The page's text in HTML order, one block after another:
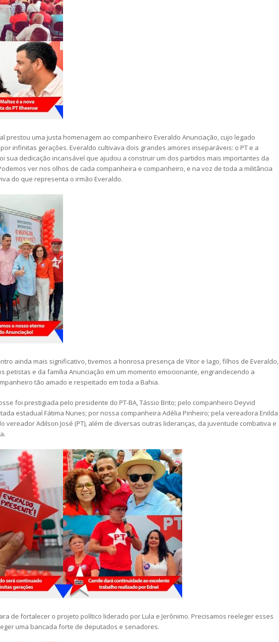
prestou uma justa homenagem ao companheiro Everaldo Anunciação, cujo legado
infinitas gerações. Everaldo cultivava dois grandes amores inseparáveis: o PT e a
sua dedicação incansável que ajudou a construir um dos partidos mais importantes da
ver nos olhos de cada companheira e companheiro, e na voz de toda a militância
do que representa o irmão Everaldo.
ainda mais significativo, tivemos a honrosa presença de Vitor e Iago, filhos de Everaldo,
petistas e da família Anunciação em um momento emocionante, engrandecendo a
tão amado e respeitado em toda a Bahia.
foi prestigiada pelo presidente do PT-BA, Tássio Brito; pelo companheiro Deyvid
estadual Fátima Nunes; por nossa companheira Adélia Pinheiro; pela vereadora Enilda
vereador Adilson José (PT), além de diversas outras lideranças, da juventude combativa e
de fortalecer o projeto político liderado por Lula e Jerônimo. Precisamos reeleger esses
uma bancada forte de deputados e senadores.